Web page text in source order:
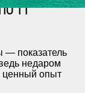
11
— показатель
недаром
ценный опыт